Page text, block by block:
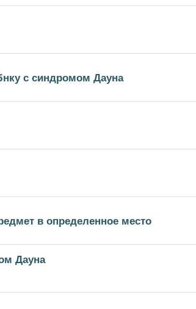
с синдромом Дауна
в определенное место
Дауна